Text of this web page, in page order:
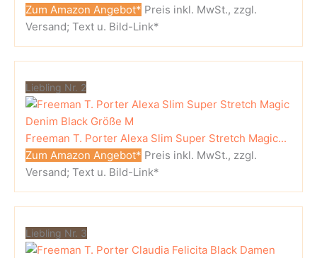
Zum Amazon Angebot* Preis inkl. MwSt., zzgl.
Versand; Text u. Bild-Link*
Liebling Nr. 2
Freeman T. Porter Alexa Slim Super Stretch Magic...
Zum Amazon Angebot* Preis inkl. MwSt., zzgl.
Versand; Text u. Bild-Link*
Liebling Nr. 3